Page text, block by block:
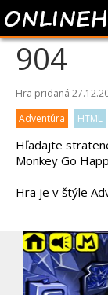
904
Hra pridaná
Adventúra
HTML
Hľadajte
Monkey Go
Hra je v štýle